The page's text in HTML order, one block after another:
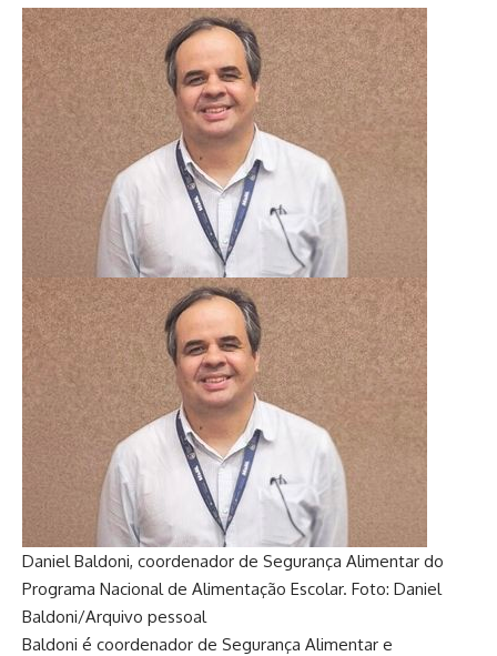
Daniel Baldoni, coordenador de Segurança Alimentar do
Programa Nacional de Alimentação Escolar. Foto: Daniel
Baldoni/Arquivo pessoal
Baldoni é coordenador de Segurança Alimentar e